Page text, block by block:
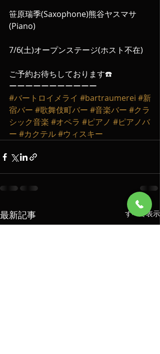
笹原瑞季(Saxophone)熊谷ヤスマサ
(Piano)
7/6(土)オープンステージ(ホスト不在)
ご予約お待ちしております☎️
ーーーーーーーーーーー
#バートロイメライ #bartraumerei #新
宿バー #歌舞伎町バー #音楽バー #クラ
シック音楽 #オペラ #ピアノ #ピアノバ
ー #カクテル#ウィスキー
最新記事 すべて表示